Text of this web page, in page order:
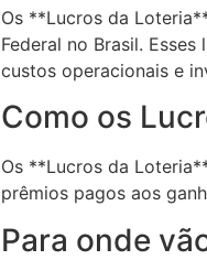
Os **Lucros da
Federal no Brasil.
custos operacionais e
Como os
Os **Lucros da
prêmios pagos aos
Para onde